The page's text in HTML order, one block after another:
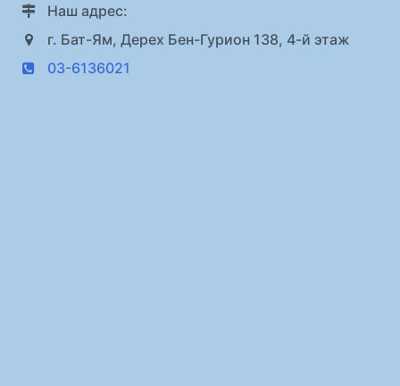
Наш адрес:
г. Бат-Ям, Дерех Бен-Гурион 138, 4-й этаж
03-6136021